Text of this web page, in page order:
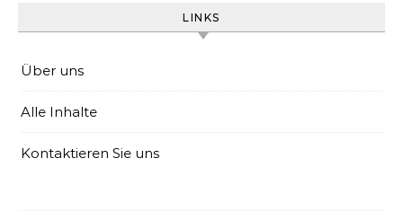
LINKS
Über uns
Alle Inhalte
Kontaktieren Sie uns